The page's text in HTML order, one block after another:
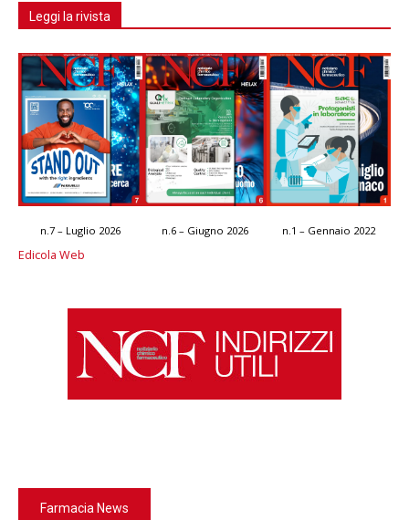
Leggi la rivista
n.7 – Luglio 2026 n.6 – Giugno 2026 n.1 – Gennaio 2022
Edicola Web
Farmacia News